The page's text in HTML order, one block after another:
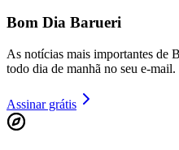
Bom Dia Barueri
As notícias mais importantes de
todo dia de manhã no seu e-mail.
Assinar grátis